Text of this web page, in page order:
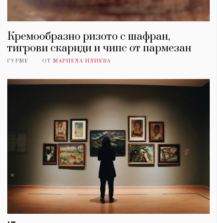
Кремообразно ризото с шафран,
тигрови скариди и чипс от пармезан
ГУРМЕ ОТ МАРИЕЛА ИЛИЕВА